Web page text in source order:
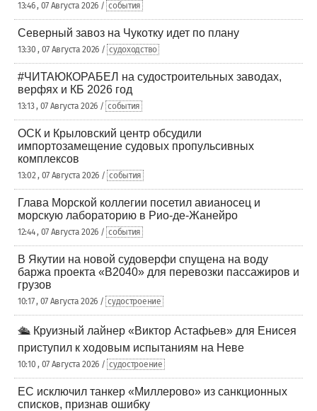
13:46 , 07 Августа 2026 / события
Северный завоз на Чукотку идет по плану
13:30 , 07 Августа 2026 / судоходство
#ЧИТАЮКОРАБЕЛ на судостроительных заводах,
верфях и КБ 2026 год
13:13 , 07 Августа 2026 / события
ОСК и Крыловский центр обсудили
импортозамещение судовых пропульсивных
комплексов
13:02 , 07 Августа 2026 / события
Глава Морской коллегии посетил авианосец и
морскую лабораторию в Рио-де-Жанейро
12:44 , 07 Августа 2026 / события
В Якутии на новой судоверфи спущена на воду
баржа проекта «В2040» для перевозки пассажиров и
грузов
10:17 , 07 Августа 2026 / судостроение
🛳️ Круизный лайнер «Виктор Астафьев» для Енисея
приступил к ходовым испытаниям на Неве
10:10 , 07 Августа 2026 / судостроение
ЕС исключил танкер «Миллерово» из санкционных
списков, признав ошибку